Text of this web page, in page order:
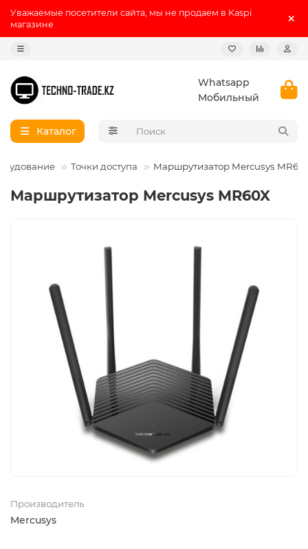
Уважаемые посетители сайта, мы не продаем в Kaspi
магазине
Whatsapp
Мобильный
Каталог
Точки доступа Маршрутизатор Mercusys
Маршрутизатор Mercusys MR60X
Производитель
Mercusys